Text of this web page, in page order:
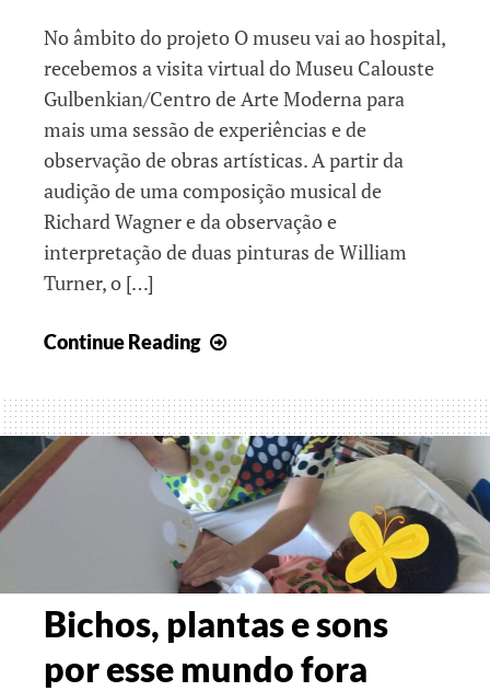
No âmbito do projeto O museu vai ao hospital,
recebemos a visita virtual do Museu Calouste
Gulbenkian/Centro de Arte Moderna para
mais uma sessão de experiências e de
observação de obras artísticas. A partir da
audição de uma composição musical de
Richard Wagner e da observação e
interpretação de duas pinturas de William
Turner, o […]
Continue Reading
e
festa
Bichos, plantas e sons
por esse mundo fora